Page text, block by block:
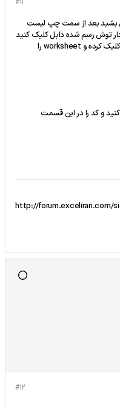
#11
بشید بعد از سمت چپ لیست
توش رسم شده دابل کلیک کنید
صفحه سفیدی باز میشه بر روی کادر قرمز رنگ کلیک کرده و worksheet را
کنید و کد را در این قسمت
#12